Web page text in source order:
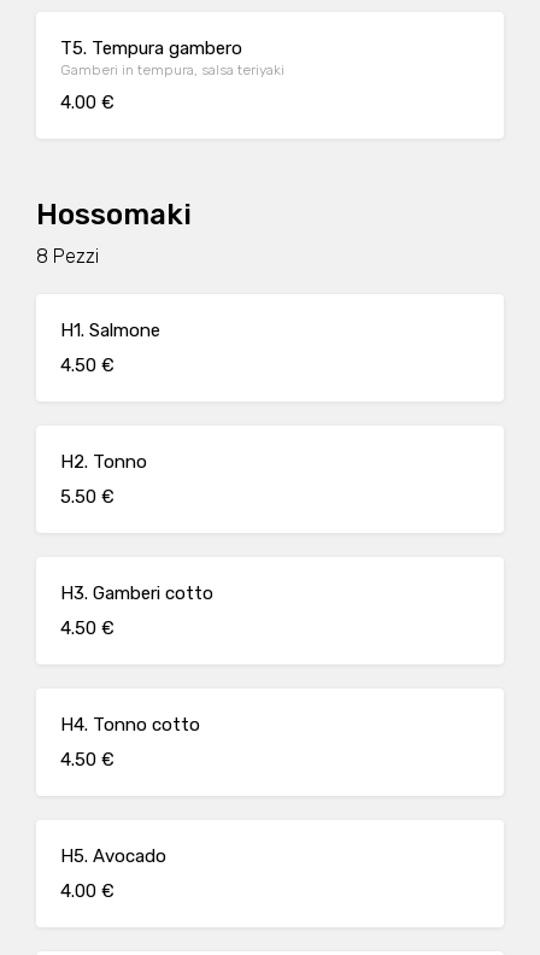
T5. Tempura gambero
Gamberi in tempura, salsa teriyaki
4.00 €
Hossomaki
8 Pezzi
H1. Salmone
4.50 €
H2. Tonno
5.50 €
H3. Gamberi cotto
4.50 €
H4. Tonno cotto
4.50 €
H5. Avocado
4.00 €